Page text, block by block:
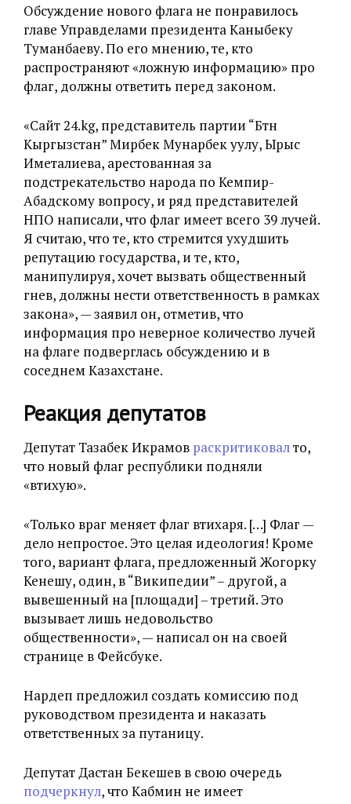
Обсуждение нового флага не понравилось
главе Управделами президента Каныбеку
Туманбаеву. По его мнению, те, кто
распространяют «ложную информацию» про
флаг, должны ответить перед законом.
«Сайт 24.kg, представитель партии “Бүтүн
Кыргызстан” Мирбек Мунарбек уулу, Ырыс
Иметалиева, арестованная за
подстрекательство народа по Кемпир-
Абадскому вопросу, и ряд представителей
НПО написали, что флаг имеет всего 39 лучей.
Я считаю, что те, кто стремится ухудшить
репутацию государства, и те, кто,
манипулируя, хочет вызвать общественный
гнев, должны нести ответственность в рамках
закона», — заявил он, отметив, что
информация про неверное количество лучей
на флаге подверглась обсуждению и в
соседнем Казахстане.
Реакция депутатов
Депутат Тазабек Икрамов раскритиковалто,
что новый флаг республики подняли
«втихую».
«Только враг меняет флаг втихаря. […] Флаг —
дело непростое. Это целая идеология! Кроме
того, вариант флага, предложенный Жогорку
Кенешу, один, в “Википедии” – другой, а
вывешенный на [площади] – третий. Это
вызывает лишь недовольство
общественности», — написал он на своей
странице в Фейсбуке.
Нардеп предложил создать комиссию под
руководством президента и наказать
ответственных за путаницу.
Депутат Дастан Бекешев в свою очередь
подчеркнул, что Кабмин не имеет